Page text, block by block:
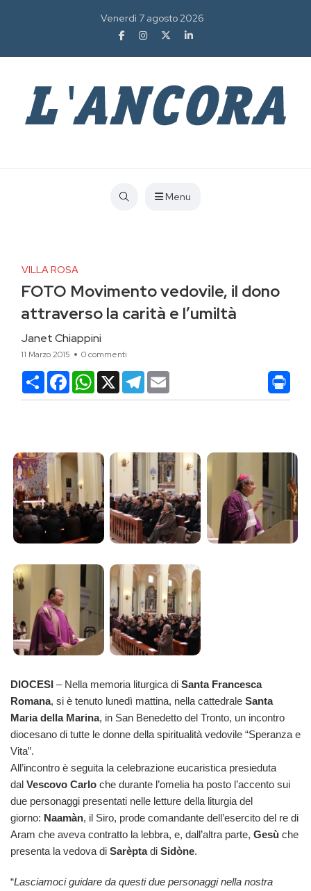
Venerdì 7 agosto 2026
Menu
VILLA ROSA
FOTO Movimento vedovile, il dono
attraverso la carità e l’umiltà
Janet Chiappini
11 Marzo 2015 0 commenti
CondividiFacebookWhatsApp
X Telegram
DIOCESI – Nella memoria liturgica di Santa Francesca
Romana, si è tenuto lunedì mattina, nella cattedrale Santa
Maria della Marina, in San Benedetto del Tronto, un incontro
diocesano di tutte le donne della spiritualità vedovile “Speranza e
Vita”.
All’incontro è seguita la celebrazione eucaristica presieduta
dal Vescovo Carlo che durante l’omelia ha posto l’accento sui
due personaggi presentati nelle letture della liturgia del
giorno: Naamàn, il Siro, prode comandante dell’esercito del re di
Aram che aveva contratto la lebbra, e, dall’altra parte, Gesù che
presenta la vedova di Sarèpta di Sidòne.
“Lasciamoci guidare da questi due personaggi nella nostra